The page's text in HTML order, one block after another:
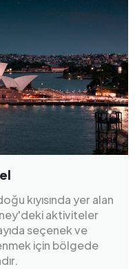
kıyısında yer alan
aktiviteler
seçenek ve
için bölgede